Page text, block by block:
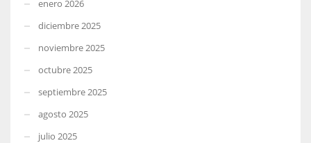
enero 2026
diciembre 2025
noviembre 2025
octubre 2025
septiembre 2025
agosto 2025
julio 2025